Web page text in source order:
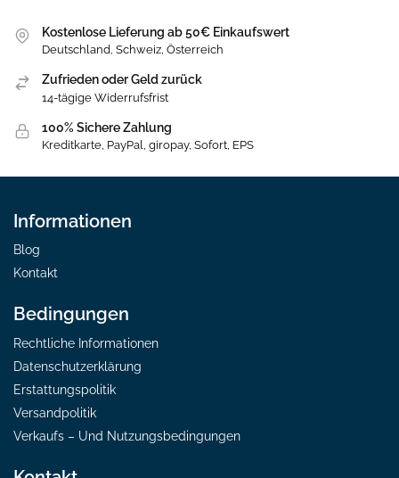
Kostenlose Lieferung ab 50€ Einkaufswert
Deutschland, Schweiz, Österreich
Zufrieden oder Geld zurück
14-tägige Widerrufsfrist
100% Sichere Zahlung
Kreditkarte, PayPal, giropay, Sofort, EPS
Informationen
Blog
Kontakt
Bedingungen
Rechtliche Informationen
Datenschutzerklärung
Erstattungspolitik
Versandpolitik
Verkaufs – Und Nutzungsbedingungen